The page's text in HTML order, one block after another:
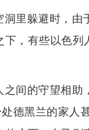
里躲避时，由
，有些以色列
间的守望相助
德黑兰的家人